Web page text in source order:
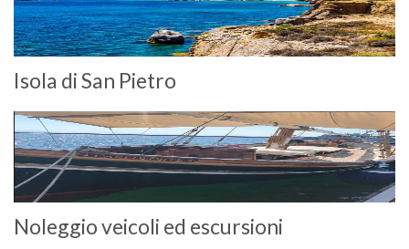
Isola di San Pietro
Noleggio veicoli ed escursioni